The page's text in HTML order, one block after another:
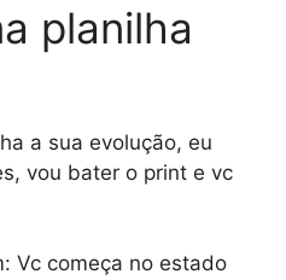
planilha
a sua evolução, eu
vou bater o print e vc
Vc começa no estado